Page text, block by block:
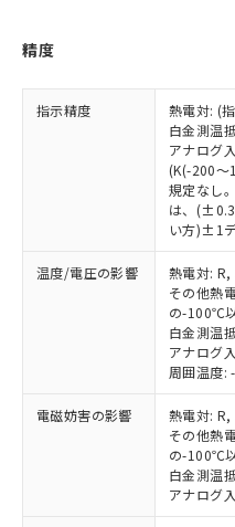
精度
指示精度
熱電対: (
白金測温
アナログ
(K(-200
規定なし
は、
い方)±1
温度/電圧の影響
熱電対:
その他熱
の-100℃
白金測温
アナログ
周囲温度
電磁妨害の影響
熱電対:
その他熱
の-100℃
白金測温
アナログ
用者の範囲
指します。
※本証明書は発行
るもので、過去に
ものではありませ
また、RoHS指令
物質の対応では、
荷製品に未対応品
欄に対応日を記載
既に当社にて対
していることから
り、2022年1月12